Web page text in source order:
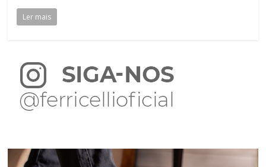
Ler mais